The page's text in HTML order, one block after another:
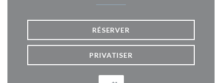
RÉSERVER
PRIVATISER